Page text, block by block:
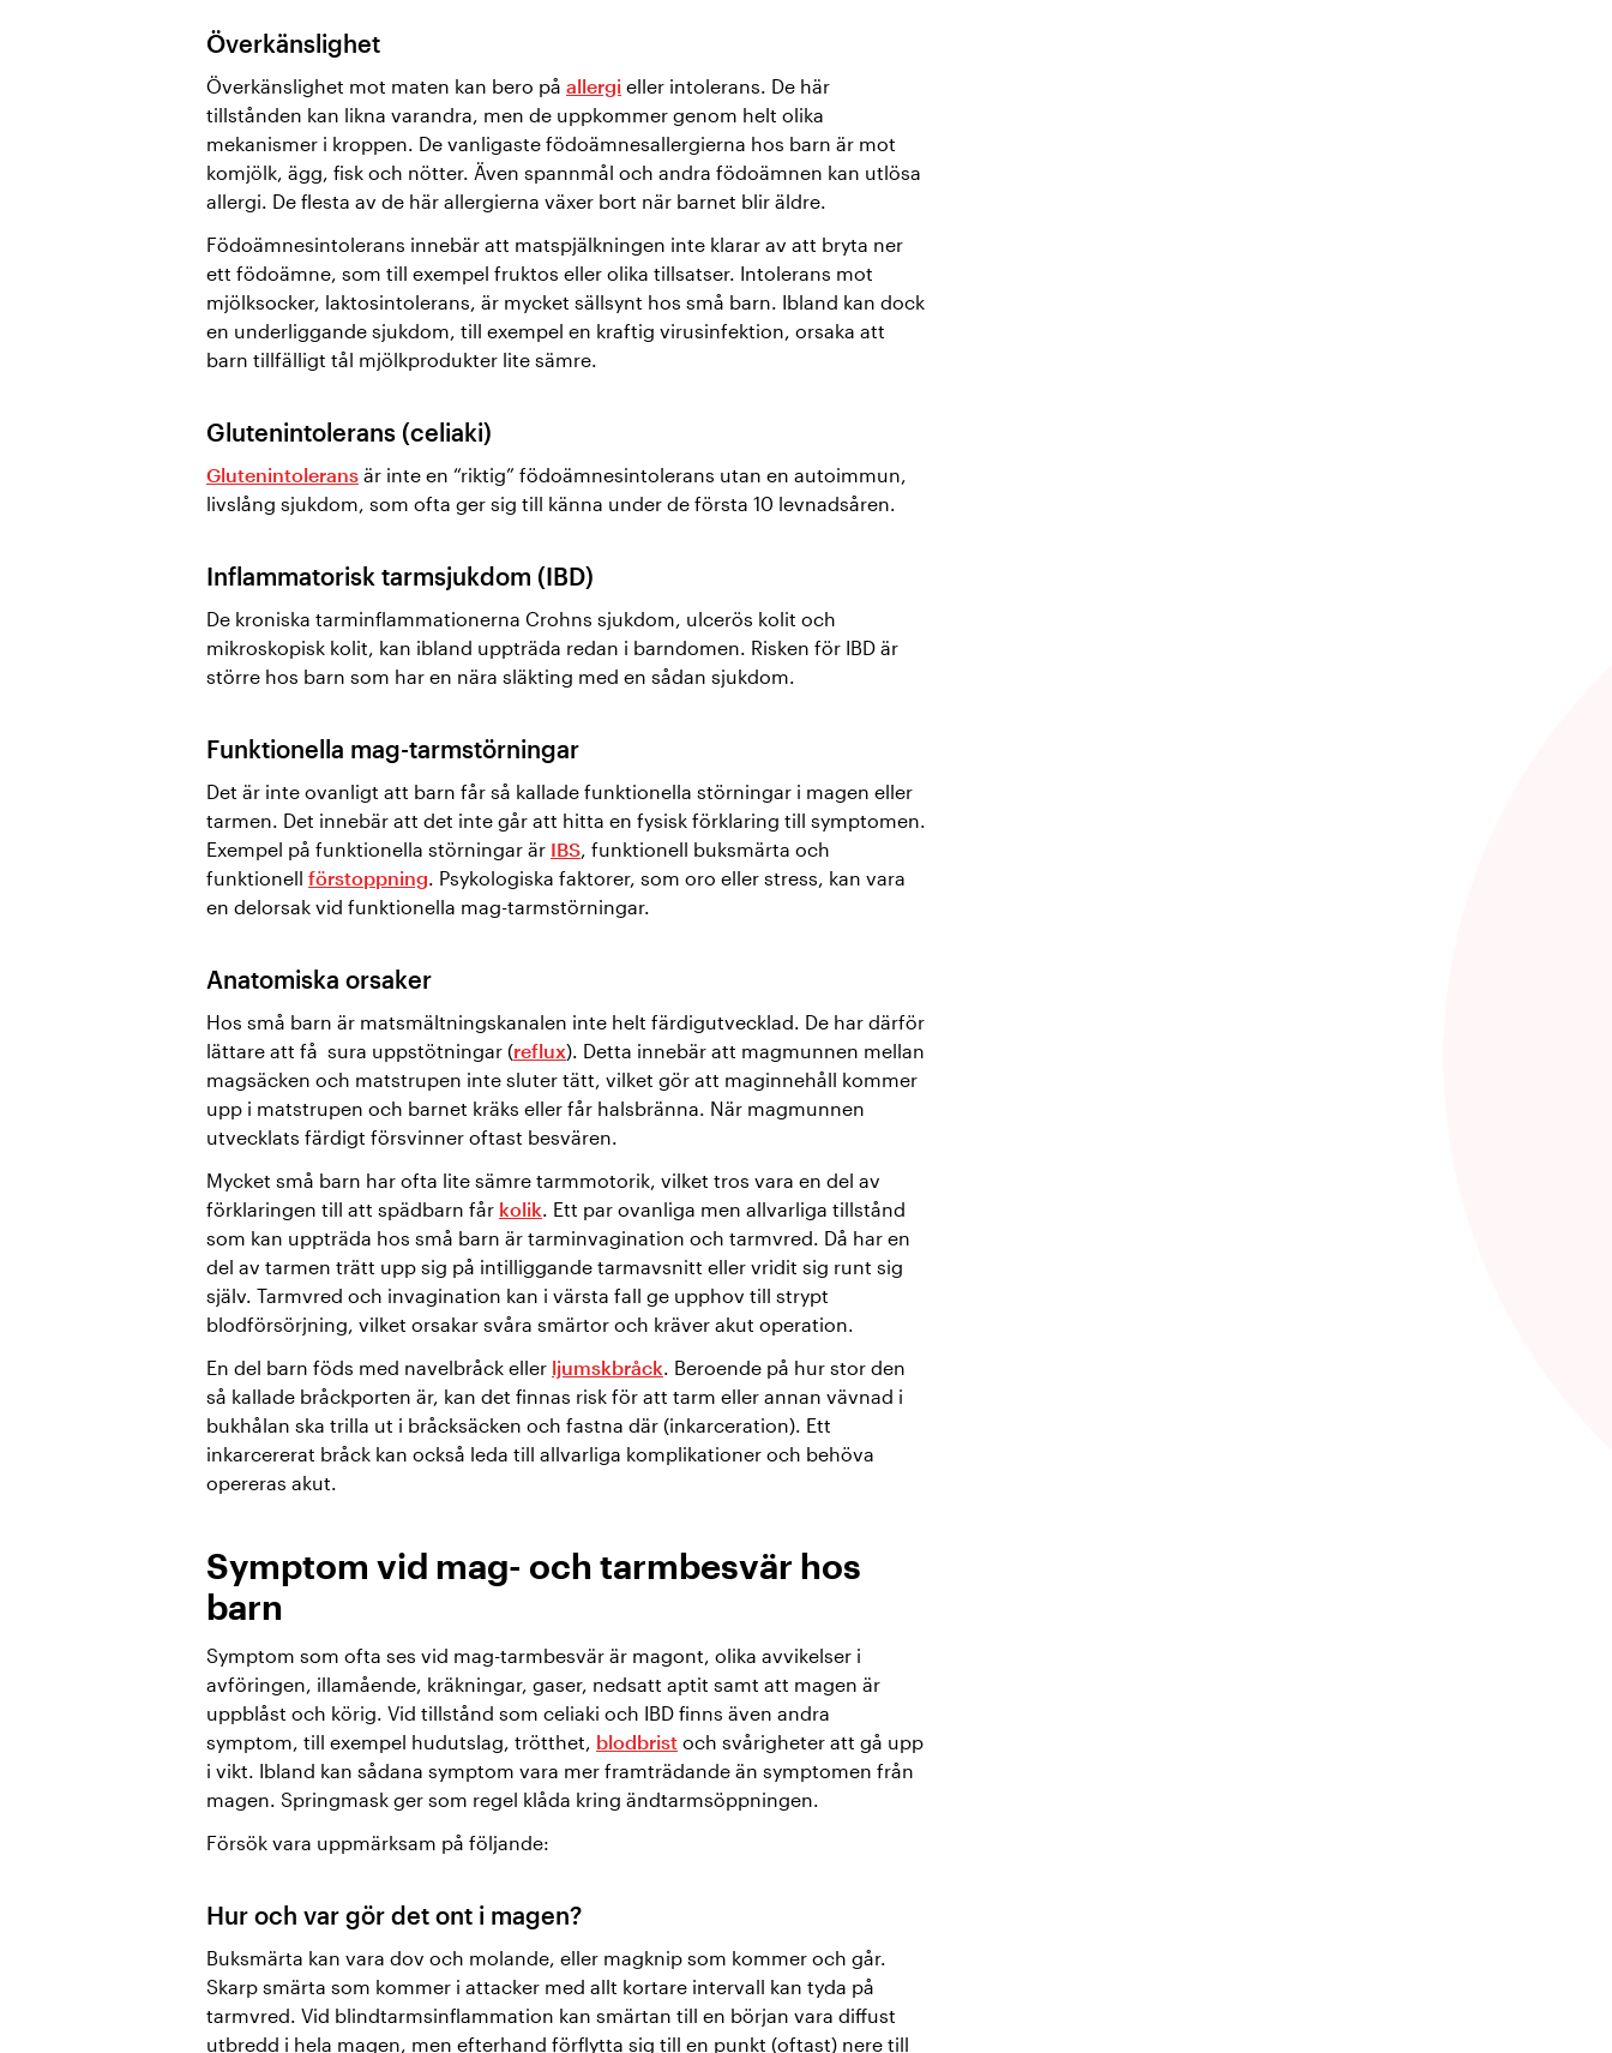
Överkänslighet
Överkänslighet mot maten kan bero på allergi eller intolerans. De här
tillstånden kan likna varandra, men de uppkommer genom helt olika
mekanismer i kroppen. De vanligaste födoämnesallergierna hos barn är mot
komjölk, ägg, fisk och nötter. Även spannmål och andra födoämnen kan utlösa
allergi. De flesta av de här allergierna växer bort när barnet blir äldre.
Födoämnesintolerans innebär att matspjälkningen inte klarar av att bryta ner
ett födoämne, som till exempel fruktos eller olika tillsatser. Intolerans mot
mjölksocker, laktosintolerans, är mycket sällsynt hos små barn. Ibland kan dock
en underliggande sjukdom, till exempel en kraftig virusinfektion, orsaka att
barn tillfälligt tål mjölkprodukter lite sämre.
Glutenintolerans (celiaki)
Glutenintolerans är inte en “riktig” födoämnesintolerans utan en autoimmun,
livslång sjukdom, som ofta ger sig till känna under de första 10 levnadsåren.
Inflammatorisk tarmsjukdom (IBD)
De kroniska tarminflammationerna Crohns sjukdom, ulcerös kolit och
mikroskopisk kolit, kan ibland uppträda redan i barndomen. Risken för IBD är
större hos barn som har en nära släkting med en sådan sjukdom.
Funktionella mag-tarmstörningar
Det är inte ovanligt att barn får så kallade funktionella störningar i magen eller
tarmen. Det innebär att det inte går att hitta en fysisk förklaring till symptomen.
Exempel på funktionella störningar är IBS, funktionell buksmärta och
funktionell förstoppning. Psykologiska faktorer, som oro eller stress, kan vara
en delorsak vid funktionella mag-tarmstörningar.
Anatomiska orsaker
Hos små barn är matsmältningskanalen inte helt färdigutvecklad. De har därför
lättare att få sura uppstötningar (reflux). Detta innebär att magmunnen mellan
magsäcken och matstrupen inte sluter tätt, vilket gör att maginnehåll kommer
upp i matstrupen och barnet kräks eller får halsbränna. När magmunnen
utvecklats färdigt försvinner oftast besvären.
Mycket små barn har ofta lite sämre tarmmotorik, vilket tros vara en del av
förklaringen till att spädbarn får kolik. Ett par ovanliga men allvarliga tillstånd
som kan uppträda hos små barn är tarminvagination och tarmvred. Då har en
del av tarmen trätt upp sig på intilliggande tarmavsnitt eller vridit sig runt sig
själv. Tarmvred och invagination kan i värsta fall ge upphov till strypt
blodförsörjning, vilket orsakar svåra smärtor och kräver akut operation.
En del barn föds med navelbråck eller ljumskbråck. Beroende på hur stor den
så kallade bråckporten är, kan det finnas risk för att tarm eller annan vävnad i
bukhålan ska trilla ut i bråcksäcken och fastna där (inkarceration). Ett
inkarcererat bråck kan också leda till allvarliga komplikationer och behöva
opereras akut.
Symptom vid mag- och tarmbesvär hos
barn
Symptom som ofta ses vid mag-tarmbesvär är magont, olika avvikelser i
avföringen, illamående, kräkningar, gaser, nedsatt aptit samt att magen är
uppblåst och körig. Vid tillstånd som celiaki och IBD finns även andra
symptom, till exempel hudutslag, trötthet, blodbrist och svårigheter att gå upp
i vikt. Ibland kan sådana symptom vara mer framträdande än symptomen från
magen. Springmask ger som regel klåda kring ändtarmsöppningen.
Försök vara uppmärksam på följande:
Hur och var gör det ont i magen?
Buksmärta kan vara dov och molande, eller magknip som kommer och går.
Skarp smärta som kommer i attacker med allt kortare intervall kan tyda på
tarmvred. Vid blindtarmsinflammation kan smärtan till en början vara diffust
utbredd i hela magen, men efterhand förflytta sig till en punkt (oftast) nere till